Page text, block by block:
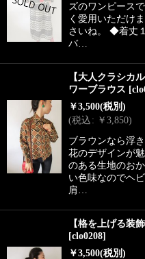
ズのワンピース
く愛用いただけ
さいね。 ◆着
バ…
【大人クラシカ
ワーブラウス [
￥3,500(税別)
(税込: ￥3,850)
ブラウンなら浮
花のデザインが
のある生地のお
い色味なのでヘ
肩…
【格を上げる装
[clo0208]
￥3,500(税別)